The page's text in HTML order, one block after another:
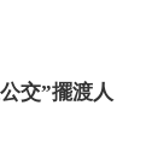
上
交”擺渡人